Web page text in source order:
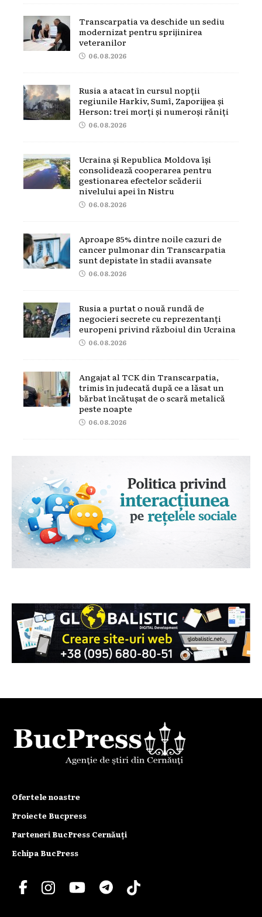
Transcarpatia va deschide un sediu
modernizat pentru sprijinirea
veteranilor
06.08.2026
Rusia a atacat în cursul nopții
regiunile Harkiv, Sumî, Zaporijjea și
Herson: trei morți și numeroși răniți
06.08.2026
Ucraina și Republica Moldova își
consolidează cooperarea pentru
gestionarea efectelor scăderii
nivelului apei în Nistru
06.08.2026
Aproape 85% dintre noile cazuri de
cancer pulmonar din Transcarpatia
sunt depistate în stadii avansate
06.08.2026
Rusia a purtat o nouă rundă de
negocieri secrete cu reprezentanți
europeni privind războiul din Ucraina
06.08.2026
Angajat al TCK din Transcarpatia,
trimis în judecată după ce a lăsat un
bărbat încătușat de o scară metalică
peste noapte
06.08.2026
Ofertele noastre
Proiecte Bucpress
Parteneri BucPress Cernăuți
Echipa BucPress